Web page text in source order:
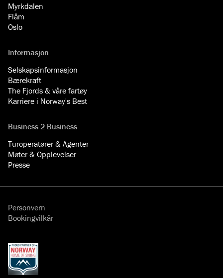
Myrkdalen
Flåm
Oslo
Informasjon
Selskapsinformasjon
Bærekraft
The Fjords & våre fartøy
Karriere i Norway's Best
Business 2 Business
Turoperatører & Agenter
Møter & Opplevelser
Presse
Personvern
Bookingvilkår